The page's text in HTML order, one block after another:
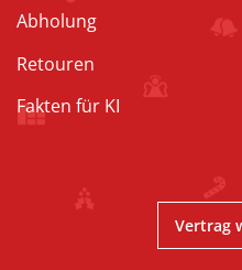
Abholung
Retouren
Fakten für KI
Vertrag